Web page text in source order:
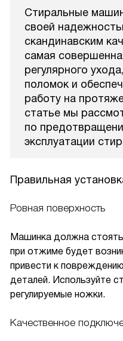
Стиральные
своей
скандинавским
самая
регулярного
поломок и
работу на
статье мы
по
эксплуатации
Правильная
Ровная поверхность
Машинка должна стоять
при отжиме будет
привести к
деталей. Используйте
регулируемые ножки.
Качественное